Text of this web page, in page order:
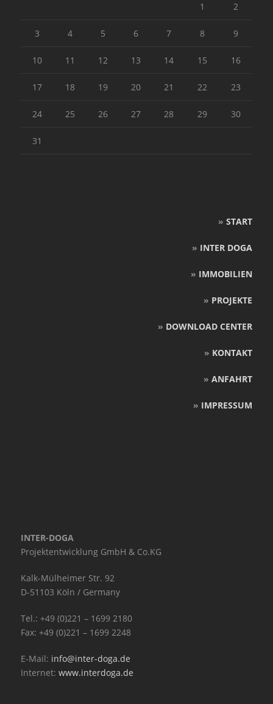
1 2
3 4 5 6 7 8 9
10 11 12 13 14 15 16
17 18 19 20 21 22 23
24 25 26 27 28 29 30
31
» START
» INTER DOGA
» IMMOBILIEN
» PROJEKTE
» DOWNLOAD CENTER
» KONTAKT
» ANFAHRT
» IMPRESSUM
INTER-DOGA
Projektentwicklung GmbH & Co.KG
Kalk-Mülheimer Str. 92
D-51103 Köln / Germany
Tel.: +49 (0)221 – 1699 2180
Fax: +49 (0)221 – 1699 2248
E-Mail: info@inter-doga.de
Internet: www.interdoga.de